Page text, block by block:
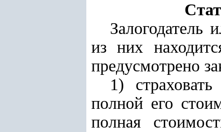
Залогодатель
из них
предусмотрено
1)
полной его
полная